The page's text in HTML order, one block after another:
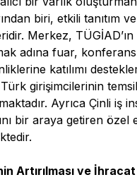
biri, etkili tanıtım
Merkez, TÜGİAD’ın
adına fuar,
katılımı
girişimcilerinin temsil
Ayrıca Çinli iş
bir araya getiren özel
Artırılması ve İhracat